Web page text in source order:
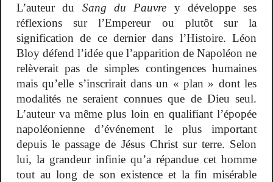
L’auteur du Sang du Pauvre y développe ses
réflexions sur l’Empereur ou plutôt sur la
signification de ce dernier dans l’Histoire. Léon
Bloy défend l’idée que l’apparition de Napoléon ne
relèverait pas de simples contingences humaines
mais qu’elle s’inscrirait dans un « plan » dont les
modalités ne seraient connues que de Dieu seul.
L’auteur va même plus loin en qualifiant l’épopée
napoléonienne d’événement le plus important
depuis le passage de Jésus Christ sur terre. Selon
lui, la grandeur infinie qu’a répandue cet homme
tout au long de son existence et la fin misérable